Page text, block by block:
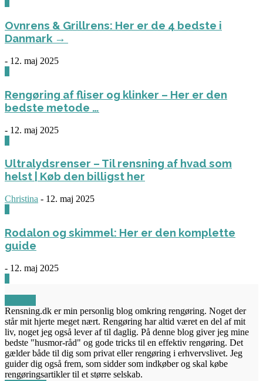
Ovnrens & Grillrens: Her er de 4 bedste i
Danmark →
- 12. maj 2025
Rengøring af fliser og klinker – Her er den
bedste metode …
- 12. maj 2025
Ultralydsrenser – Til rensning af hvad som
helst | Køb den billigst her
Christina - 12. maj 2025
Rodalon og skimmel: Her er den komplette
guide
- 12. maj 2025
Rensning.dk er min personlig blog omkring rengøring. Noget der
står mit hjerte meget nært. Rengøring har altid været en del af mit
liv, noget jeg også lever af til daglig. På denne blog giver jeg mine
bedste "husmor-råd" og gode tricks til en effektiv rengøring. Det
gælder både til dig som privat eller rengøring i erhvervslivet. Jeg
guider dig også frem, som sidder som indkøber og skal købe
rengøringsartikler til et større selskab.